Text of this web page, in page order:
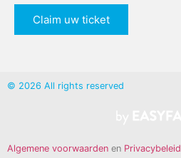
Claim uw ticket
© 2026 All rights reserved
Algemene voorwaarden en Privacybeleid